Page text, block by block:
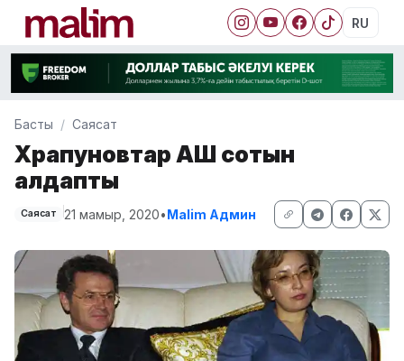
RU
Басты Саясат
Храпуновтар АҚШ сотын
алдапты
Саясат 21 мамыр, 2020•Malim Админ